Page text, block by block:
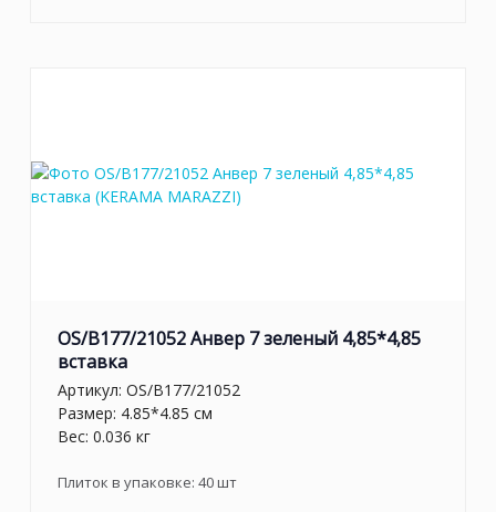
OS/B177/21052 Анвер 7 зеленый 4,85*4,85
вставка
Артикул: OS/B177/21052
Размер: 4.85*4.85 см
Вес: 0.036 кг
Плиток в упаковке: 40шт